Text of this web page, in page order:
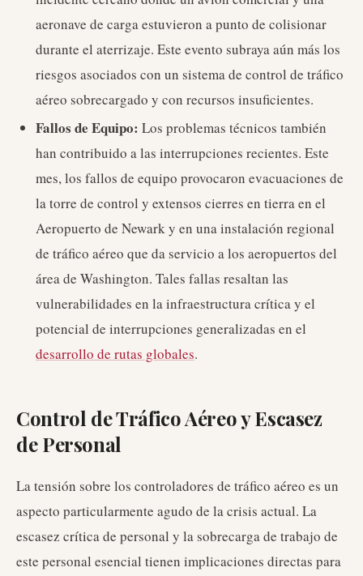
aeronave de carga estuvieron a punto de colisionar
durante el aterrizaje. Este evento subraya aún más los
riesgos asociados con un sistema de control de tráfico
aéreo sobrecargado y con recursos insuficientes.
Fallos de Equipo: Los problemas técnicos también
han contribuido a las interrupciones recientes. Este
mes, los fallos de equipo provocaron evacuaciones de
la torre de control y extensos cierres en tierra en el
Aeropuerto de Newark y en una instalación regional
de tráfico aéreo que da servicio a los aeropuertos del
área de Washington. Tales fallas resaltan las
vulnerabilidades en la infraestructura crítica y el
potencial de interrupciones generalizadas en el
desarrollo de rutas globales.
Control de Tráfico Aéreo y Escasez
de Personal
La tensión sobre los controladores de tráfico aéreo es un
aspecto particularmente agudo de la crisis actual. La
escasez crítica de personal y la sobrecarga de trabajo de
este personal esencial tienen implicaciones directas para